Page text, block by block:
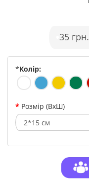
35 грн.
*Колір:
Розмір (ВхШ)